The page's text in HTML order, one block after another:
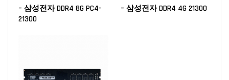
– 삼성전자 DDR4 8G PC4-
21300
– 삼성전자 DDR4 4G 21300